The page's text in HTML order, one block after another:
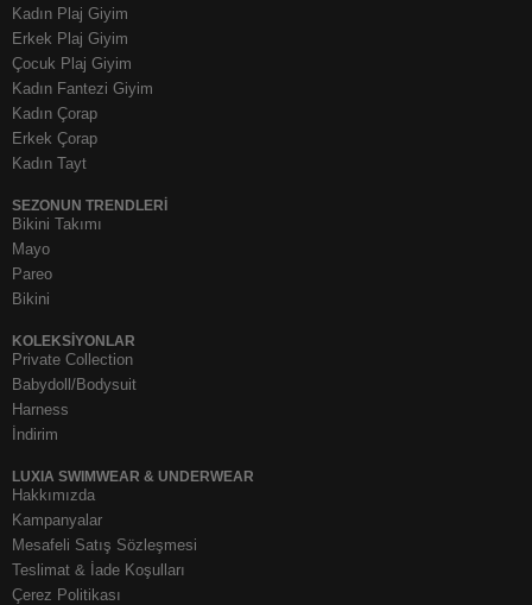
Kadın Plaj Giyim
Erkek Plaj Giyim
Çocuk Plaj Giyim
Kadın Fantezi Giyim
Kadın Çorap
Erkek Çorap
Kadın Tayt
SEZONUN TRENDLERI
Bikini Takımı
Mayo
Pareo
Bikini
KOLEKSIYONLAR
Private Collection
Babydoll/Bodysuit
Harness
İndirim
LUXIA SWIMWEAR & UNDERWEAR
Hakkımızda
Kampanyalar
Mesafeli Satış Sözleşmesi
Teslimat & İade Koşulları
Çerez Politikası